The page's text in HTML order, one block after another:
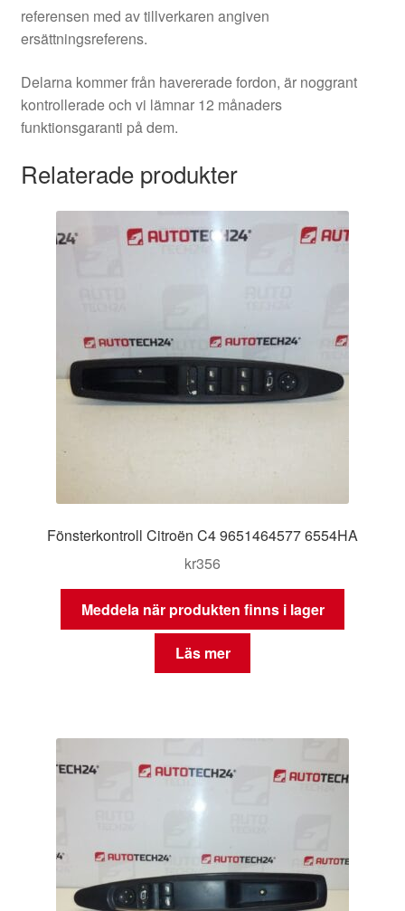
referensen med av tillverkaren angiven
ersättningsreferens.
Delarna kommer från havererade fordon, är noggrant
kontrollerade och vi lämnar 12 månaders
funktionsgaranti på dem.
Relaterade produkter
Fönsterkontroll Citroën C4 9651464577 6554HA
kr356
Meddela när produkten finns i lager
Läs mer